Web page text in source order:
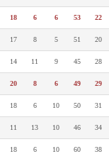
18 6 6 53 22
17 8 5 51 20
14 11 9 45 28
20 8 6 49 29
18 6 10 50 31
11 13 10 46 34
18 6 10 60 38